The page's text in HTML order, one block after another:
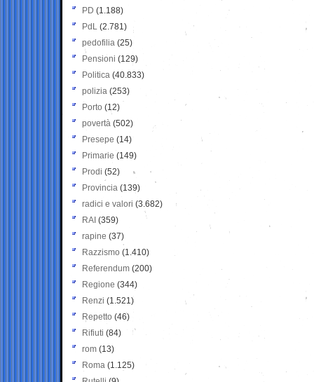
PD (1.188)
PdL (2.781)
pedofilia (25)
Pensioni (129)
Politica (40.833)
polizia (253)
Porto (12)
povertà (502)
Presepe (14)
Primarie (149)
Prodi (52)
Provincia (139)
radici e valori (3.682)
RAI (359)
rapine (37)
Razzismo (1.410)
Referendum (200)
Regione (344)
Renzi (1.521)
Repetto (46)
Rifiuti (84)
rom (13)
Roma (1.125)